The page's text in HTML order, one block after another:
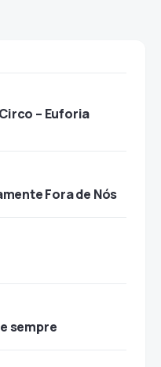
– Euforia
Fora de Nós
sempre